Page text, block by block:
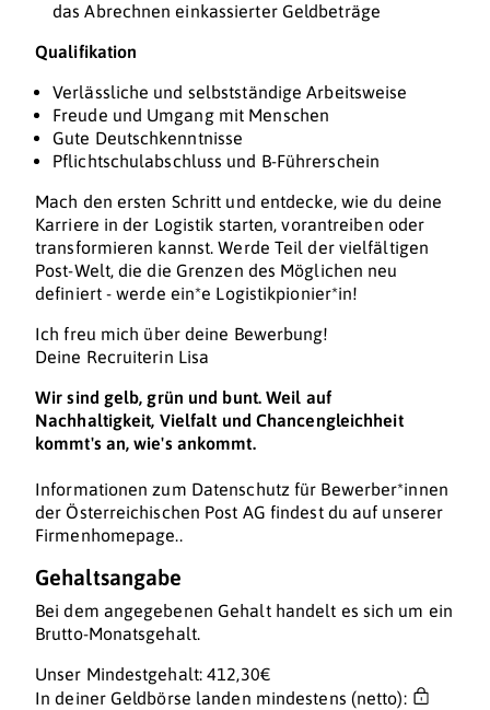
das Abrechnen einkassierter Geldbeträge
Qualifikation
Verlässliche und selbstständige Arbeitsweise
Freude und Umgang mit Menschen
Gute Deutschkenntnisse
Pflichtschulabschluss und B-Führerschein
Mach den ersten Schritt und entdecke, wie du deine
Karriere in der Logistik starten, vorantreiben oder
transformieren kannst. Werde Teil der vielfältigen
Post-Welt, die die Grenzen des Möglichen neu
definiert - werde ein*e Logistikpionier*in!
Ich freu mich über deine Bewerbung!
Deine Recruiterin Lisa
Wir sind gelb, grün und bunt. Weil auf
Nachhaltigkeit, Vielfalt und Chancengleichheit
kommt's an, wie's ankommt.
Informationen zum Datenschutz für Bewerber*innen
der Österreichischen Post AG findest du auf unserer
Firmenhomepage..
Gehaltsangabe
Bei dem angegebenen Gehalt handelt es sich um ein
Brutto-Monatsgehalt.
Unser Mindestgehalt: 412,30€
In deiner Geldbörse landen mindestens (netto):